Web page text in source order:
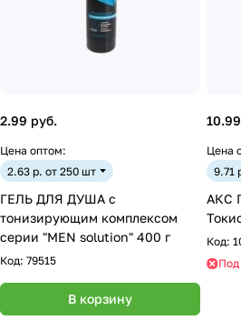
2.99 руб.
Цена оптом:
2.63 р. от 250 шт
ГЕЛЬ ДЛЯ ДУША с
тонизирующим комплексом
серии "МEN solution" 400 г
Код: 79515
В корзину
Цена
9.71
АКС
Код:
Под